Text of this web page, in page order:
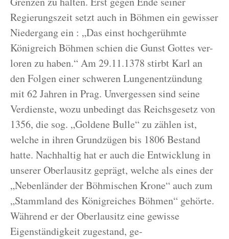
Regierungszeit setzt auch in Böhmen ein gewisser
Niedergang ein : „Das einst hochgerühmte
Königreich Böhmen schien die Gunst Gottes ver-
loren zu haben.“ Am 29.11.1378 stirbt Karl an
den Folgen einer schweren Lungenentzündung
mit 62 Jahren in Prag. Unvergessen sind seine
Verdienste, wozu unbedingt das Reichsgesetz von
1356, die sog. „Goldene Bulle“ zu zählen ist,
welche in ihren Grundzügen bis 1806 Bestand
hatte. Nachhaltig hat er auch die Entwicklung in
unserer Oberlausitz geprägt, welche als eines der
„Nebenländer der Böhmischen Krone“ auch zum
„Stammland des Königreiches Böhmen“ gehörte.
Während er der Oberlausitz eine gewisse
Eigenständigkeit zugestand, ge-